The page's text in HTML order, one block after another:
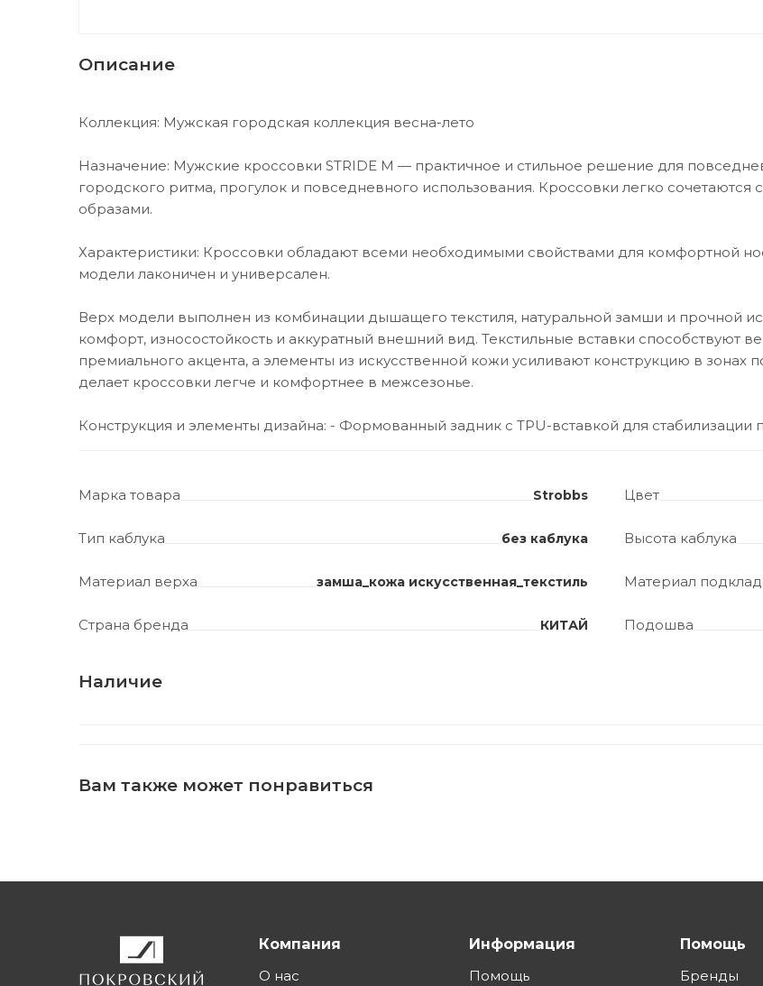
Описание
Коллекция: Мужская городская коллекция весна-лето
Назначение: Мужские кроссовки STRIDE M — практичное и стильное решение для
городского ритма, прогулок и повседневного использования. Кроссовки легко
образами.
Характеристики: Кроссовки обладают всеми необходимыми свойствами для комфортной
модели лаконичен и универсален.
Верх модели выполнен из комбинации дышащего текстиля, натуральной замши и прочной
комфорт, износостойкость и аккуратный внешний вид. Текстильные вставки способствуют
премиального акцента, а элементы из искусственной кожи усиливают конструкцию в зонах
делает кроссовки легче и комфортнее в межсезонье.
Конструкция и элементы дизайна: - Формованный задник с TPU-вставкой для стабилизации
Марка товара Strobbs Цвет
Тип каблука без каблука Высота каблука
Материал верха замша_кожа искусственная_текстиль Материал
Страна бренда КИТАЙ Подошва
Наличие
Вам также может понравиться
Компания
О нас
Информация
Помощь
Помощь
Бренды